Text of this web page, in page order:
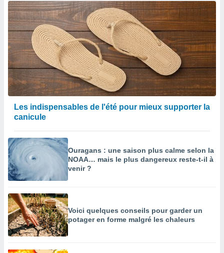
Les indispensables de l'été pour mieux supporter la
canicule
Ouragans : une saison plus calme selon la
NOAA… mais le plus dangereux reste-t-il à
venir ?
Voici quelques conseils pour garder un
potager en forme malgré les chaleurs